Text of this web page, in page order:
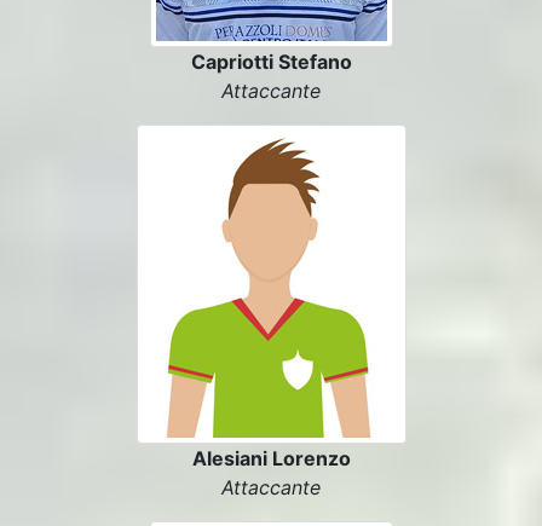
Capriotti Stefano
Attaccante
Alesiani Lorenzo
Attaccante